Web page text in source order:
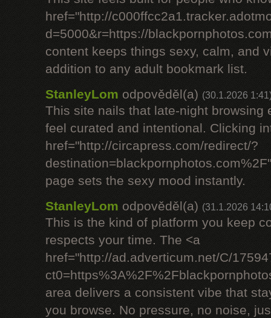
href="http://
d=5000&r=https://
content keeps things sexy, calm, and
addition to any adult bookmark list.
StanleyLom odpověděl(a) (30.1.2026
This site nails that late-night browsing
feel curated and intentional. Clicking
href="http://circapress.com/redirect/?
page sets the sexy mood instantly.
StanleyLom odpověděl(a) (31.1.2026
This is the kind of platform you keep
respects your time. The <a
href="http://ad.adverticum.net/C/
area delivers a consistent vibe that
you browse. No pressure, no noise,